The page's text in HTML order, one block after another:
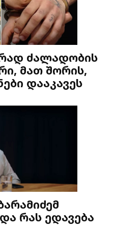
ძალადობის
მათ შორის,
დააკავეს
რას ედავება